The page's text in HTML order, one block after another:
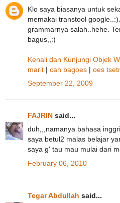
Klo saya biasanya untuk
memakai transtool
grammarnya salah..hehe.
bagus,,:)
Kenali dan Kunjungi Objek
marit | cah bagoes | oes
September 22, 2009
FAJRIN said...
duh,,,namanya bahasa
saya betul2 malas belajar
saya g' tau mau mulai dari
February 06, 2010
Tegar Abdullah said...